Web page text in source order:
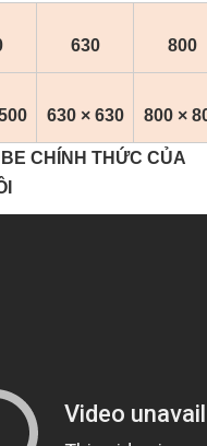
630 800
630 × 630 800 ×
CHÍNH THỨC CỦA